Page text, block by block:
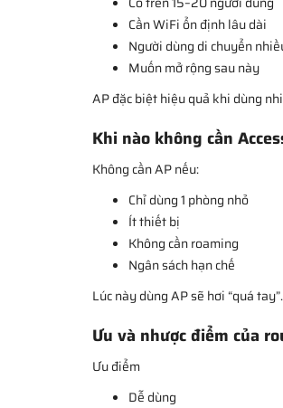
Cần WiFi ổn định lâu dài
Người dùng di chuyển
Muốn mở rộng sau này
AP đặc biệt hiệu quả khi dùng
Khi nào không cần
Không cần AP nếu:
Chỉ dùng 1 phòng nhỏ
Ít thiết bị
Không cần roaming
Ngân sách hạn chế
Lúc này dùng AP sẽ hơi “quá tay”.
Ưu và nhược điểm của
Ưu điểm
Dễ dùng